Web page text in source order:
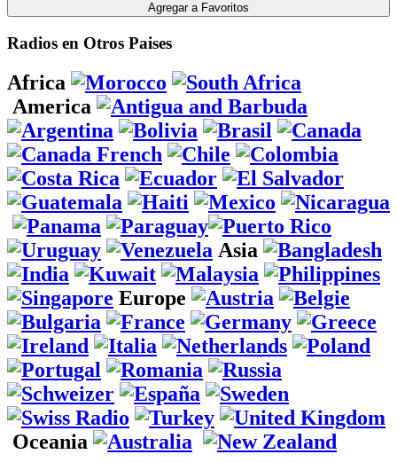
Radios en Otros Paises
Africa
America
Asia
Europe
Oceania